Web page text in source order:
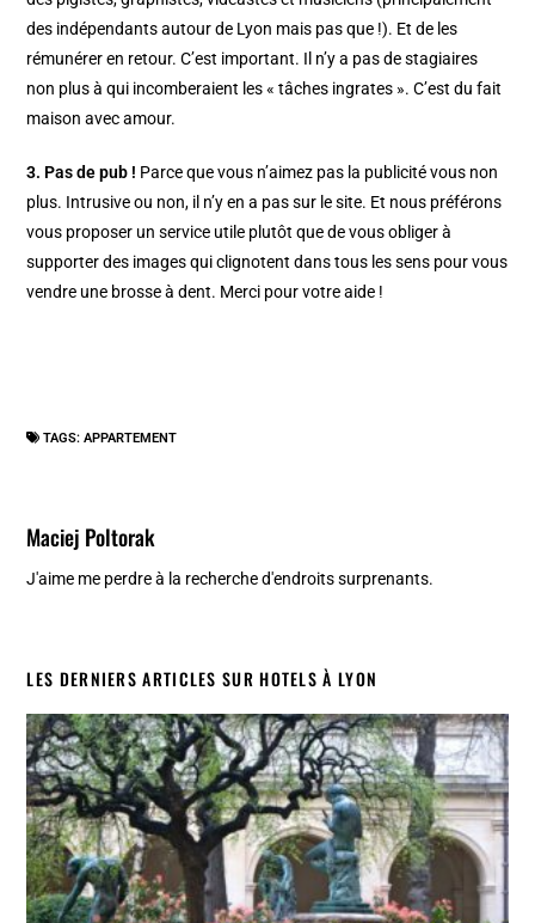
des indépendants autour de Lyon mais pas que !). Et de les
rémunérer en retour. C’est important. Il n’y a pas de stagiaires
non plus à qui incomberaient les « tâches ingrates ». C’est du fait
maison avec amour.
3. Pas de pub ! Parce que vous n’aimez pas la publicité vous non
plus. Intrusive ou non, il n’y en a pas sur le site. Et nous préférons
vous proposer un service utile plutôt que de vous obliger à
supporter des images qui clignotent dans tous les sens pour vous
vendre une brosse à dent. Merci pour votre aide !
TAGS:APPARTEMENT
Maciej Poltorak
J'aime me perdre à la recherche d'endroits surprenants.
LES DERNIERS ARTICLES SUR HOTELS À LYON